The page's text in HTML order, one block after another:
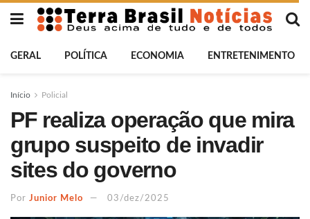
GERAL POLÍTICA ECONOMIA ENTRETENIMENTO
Início Policial
PF realiza operação que mira
grupo suspeito de invadir
sites do governo
Por Junior Melo 03/dez/2025